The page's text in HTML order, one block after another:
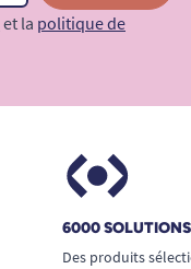
et la politique de
6000
Des produits